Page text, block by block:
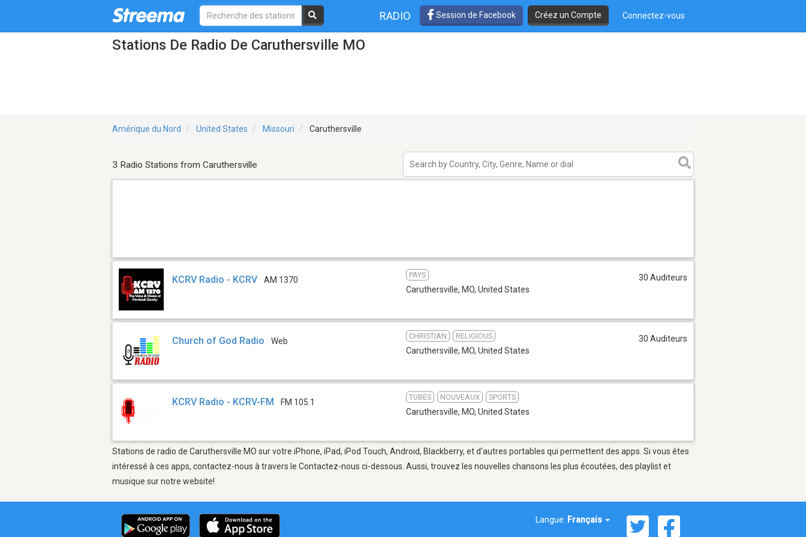
RADIO Session de Facebook Créez un Compte Connectez-vous
Stations De Radio De Caruthersville MO
Amérique du Nord United States Missouri Caruthersville
3 Radio Stations from Caruthersville
KCRV Radio - KCRV AM 1370
PAYS
Caruthersville, MO, United States
30 Auditeurs
Church of God Radio Web
CHRISTIAN RELIGIOUS
Caruthersville, MO, United States
30 Auditeurs
KCRV Radio - KCRV-FM FM 105.1
TUBES NOUVEAUX SPORTS
Caruthersville, MO, United States
Stations de radio de Caruthersville MO sur votre iPhone, iPad, iPod Touch, Android, Blackberry, et d'autres portables qui permettent des apps. Si vous êtes
intéressé à ces apps, contactez-nous à travers le Contactez-nous ci-dessous. Aussi, trouvez les nouvelles chansons les plus écoutées, des playlist et
musique sur notre website!
Langue: Français